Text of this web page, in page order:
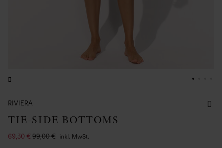
RIVIERA
TIE-SIDE BOTTOMS
69,30 € 99,00 € inkl. MwSt.